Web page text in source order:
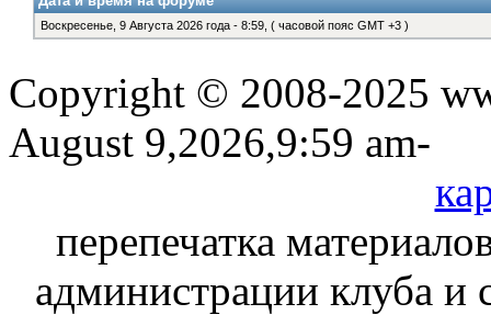
Воскресенье, 9 Августа 2026 года - 8:59, ( часовой пояс GMT +3 )
Copyright © 2008-2025
August 9,2026,9:59 am-
перепечатка
администрации клуба и